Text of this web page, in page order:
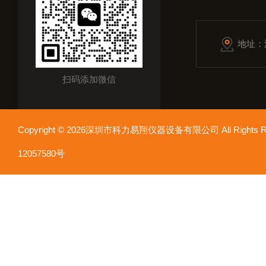
扫码添加微信
地址
Copyright © 2026深圳市科力易翔仪器设备有限公司 All
12057580号